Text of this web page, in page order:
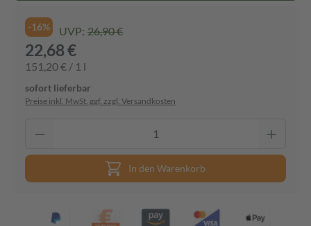
-16% UVP: 26,90 €
22,68 €
151,20 € / 1 l
sofort lieferbar
Preise inkl. MwSt. ggf. zzgl. Versandkosten
In den Warenkorb